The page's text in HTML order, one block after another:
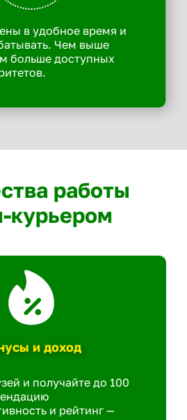
в удобное время и
Чем выше
больше доступных
работы
курьером
и доход
и получайте до 100
и рейтинг —